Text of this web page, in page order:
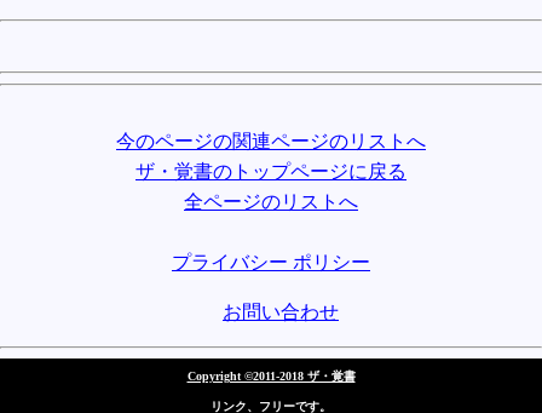
今のページの関連ページのリストへ
ザ・覚書のトップページに戻る
全ページのリストへ
プライバシー ポリシー
お問い合わせ
Copyright ©2011-2018 ザ・覚書
リンク、フリーです。